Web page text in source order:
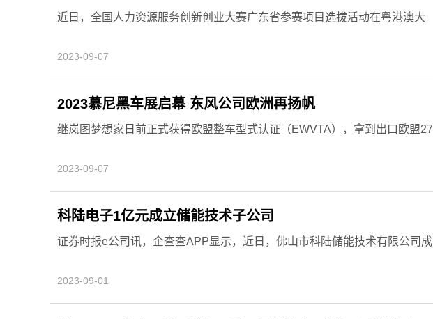
近日，全国人力资源服务创新创业大赛广东省参赛项目选拔活动在粤港澳大
2023-09-07
2023慕尼黑车展启幕 东风公司欧洲再扬帆
继岚图梦想家日前正式获得欧盟整车型式认证（EWVTA），拿到出口欧盟27
2023-09-07
科陆电子1亿元成立储能技术子公司
证券时报e公司讯，企查查APP显示，近日，佛山市科陆储能技术有限公司成
2023-09-01